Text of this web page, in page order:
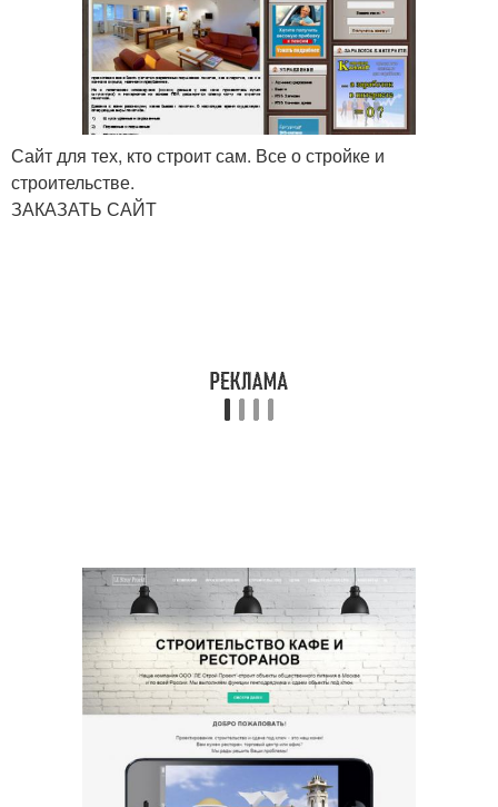
Сайт для тех, кто строит сам. Все о стройке и
строительстве.
ЗАКАЗАТЬ САЙТ